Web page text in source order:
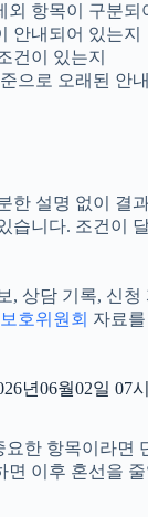
항목이 구분되
안내되어 있는지
건이 있는지
으로 오래된 안
한 설명 없이 결
습니다. 조건이
, 상담 기록, 신
호위원회 자료
년06월02일 07
한 항목이라면
면 이후 혼선을